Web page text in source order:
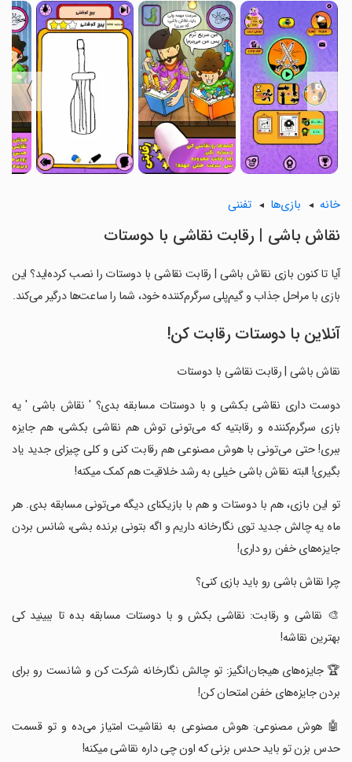
〈
〉
خانه بازی‌ها تفننی
نقاش باشی | رقابت نقاشی با دوستات
آیا تا کنون بازی نقاش باشی | رقابت نقاشی با دوستات را نصب کرده‌اید؟ این
بازی با مراحل جذاب و گیم‌پلی سرگرم‌کننده خود، شما را ساعت‌ها درگیر می‌کند.
آنلاین با دوستات رقابت کن!
نقاش باشی | رقابت نقاشی با دوستات
‏دوست داری نقاشی بکشی و با دوستات مسابقه بدی؟ ' نقاش باشی ' یه
بازی سرگرم‌کننده و رقابتیه که می‌تونی توش هم نقاشی بکشی، هم جایزه
ببری! حتی می‌تونی با هوش مصنوعی هم رقابت کنی و کلی چیزای جدید یاد
بگیری! البته نقاش باشی خیلی به رشد خلاقیت هم کمک میکنه!
‏تو این بازی، هم با دوستات و هم با بازیکنای دیگه می‌تونی مسابقه بدی. هر
ماه یه چالش جدید توی نگارخانه داریم و اگه بتونی برنده بشی، شانس بردن
جایزه‌های خفن رو داری!
‏چرا نقاش باشی رو باید بازی کنی؟
‏🎨 نقاشی و رقابت: نقاشی بکش و با دوستات مسابقه بده تا ببینید کی
بهترین نقاشه!
‏🏆 جایزه‌های هیجان‌انگیز: تو چالش نگارخانه شرکت کن و شانست رو برای
بردن جایزه‌های خفن امتحان کن!
‏🤖 هوش مصنوعی: هوش مصنوعی به نقاشیت امتیاز می‌ده و تو قسمت
حدس بزن تو باید حدس بزنی که اون چی داره نقاشی میکنه!